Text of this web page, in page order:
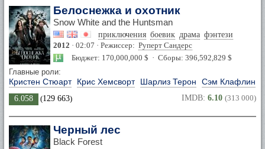
Белоснежка и охотник
Snow White and the Huntsman
приключения боевик драма фэнтези
2012 · 02:07 · Режиссер: Руперт Сандерс
Бюджет: 170,000,000 $ · Сборы: 396,592,829 $
Главные роли:
Кристен Стюарт Крис Хемсворт Шарлиз Терон Сэм Клафлин
6.058 (129 663) IMDB: 6.10 (313 000)
Черный лес
Black Forest